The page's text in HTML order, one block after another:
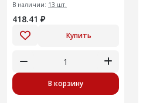
В наличии: 13 шт.
418.41 ₽
Купить
В корзину